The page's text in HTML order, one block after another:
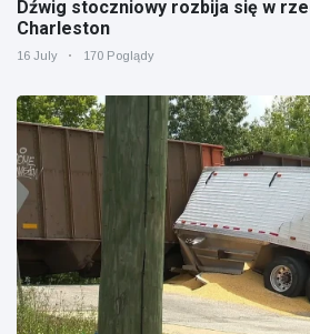
Dźwig stoczniowy rozbija się w
Charleston
16 July 170 Poglądy